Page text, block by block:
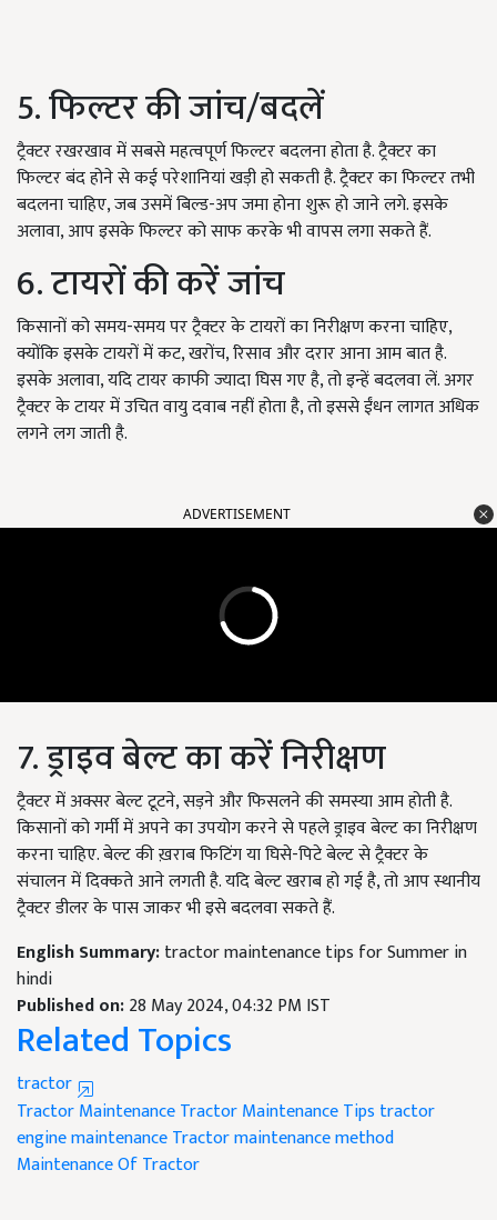
5. फिल्टर की जांच/बदलें
ट्रैक्टर रखरखाव में सबसे महत्वपूर्ण फिल्टर बदलना होता है. ट्रैक्टर का
फिल्टर बंद होने से कई परेशानियां खड़ी हो सकती है. ट्रैक्टर का फिल्टर तभी
बदलना चाहिए, जब उसमें बिल्ड-अप जमा होना शुरू हो जाने लगे. इसके
अलावा, आप इसके फिल्टर को साफ करके भी वापस लगा सकते हैं.
6. टायरों की करें जांच
किसानों को समय-समय पर ट्रैक्टर के टायरों का निरीक्षण करना चाहिए,
क्योंकि इसके टायरों में कट, खरोंच, रिसाव और दरार आना आम बात है.
इसके अलावा, यदि टायर काफी ज्यादा घिस गए है, तो इन्हें बदलवा लें. अगर
ट्रैक्टर के टायर में उचित वायु दवाब नहीं होता है, तो इससे ईंधन लागत अधिक
लगने लग जाती है.
ADVERTISEMENT
7. ड्राइव बेल्ट का करें निरीक्षण
ट्रैक्टर में अक्सर बेल्ट टूटने, सड़ने और फिसलने की समस्या आम होती है.
किसानों को गर्मी में अपने का उपयोग करने से पहले ड्राइव बेल्ट का निरीक्षण
करना चाहिए. बेल्ट की ख़राब फिटिंग या घिसे-पिटे बेल्ट से ट्रैक्टर के
संचालन में दिक्कते आने लगती है. यदि बेल्ट खराब हो गई है, तो आप स्थानीय
ट्रैक्टर डीलर के पास जाकर भी इसे बदलवा सकते हैं.
English Summary:tractor maintenance tips for Summer in
hindi
Published on:28 May 2024, 04:32 PM IST
Related Topics
tractor
Tractor MaintenanceTractor Maintenance Tips tractor
engine maintenanceTractor maintenance method
Maintenance Of Tractor